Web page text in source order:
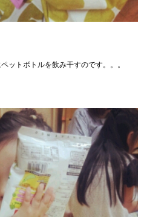
ットボトルを飲み干すのです。。。